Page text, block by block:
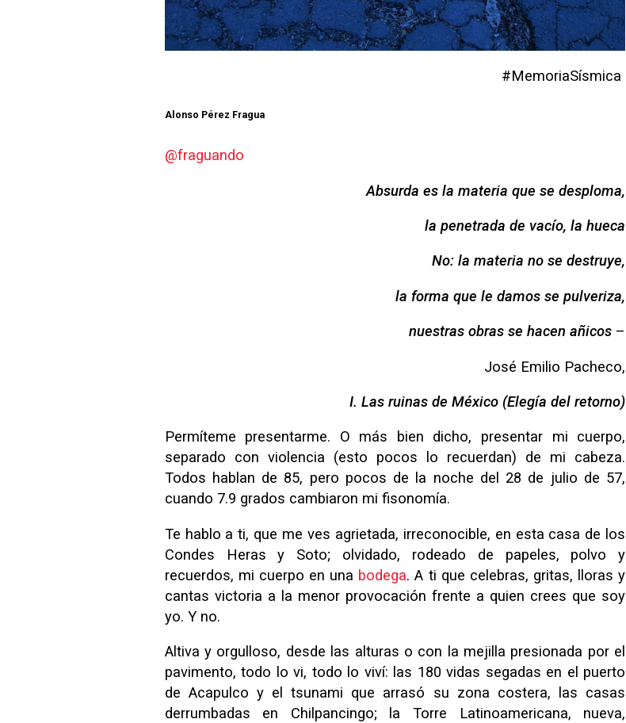
#MemoriaSísmica
Alonso Pérez Fragua
@fraguando
Absurda es la materia que se desploma,
la penetrada de vacío, la hueca
No: la materia no se destruye,
la forma que le damos se pulveriza,
nuestras obras se hacen añicos –
José Emilio Pacheco,
I. Las ruinas de México (Elegía del retorno)
Permíteme presentarme. O más bien dicho, presentar mi cuerpo,
separado con violencia (esto pocos lo recuerdan) de mi cabeza.
Todos hablan de 85, pero pocos de la noche del 28 de julio de 57,
cuando 7.9 grados cambiaron mi fisonomía.
Te hablo a ti, que me ves agrietada, irreconocible, en esta casa de los
Condes Heras y Soto; olvidado, rodeado de papeles, polvo y
recuerdos, mi cuerpo en una bodega. A ti que celebras, gritas, lloras y
cantas victoria a la menor provocación frente a quien crees que soy
yo. Y no.
Altiva y orgulloso, desde las alturas o con la mejilla presionada por el
pavimento, todo lo vi, todo lo viví: las 180 vidas segadas en el puerto
de Acapulco y el tsunami que arrasó su zona costera, las casas
derrumbadas en Chilpancingo; la Torre Latinoamericana, nueva,